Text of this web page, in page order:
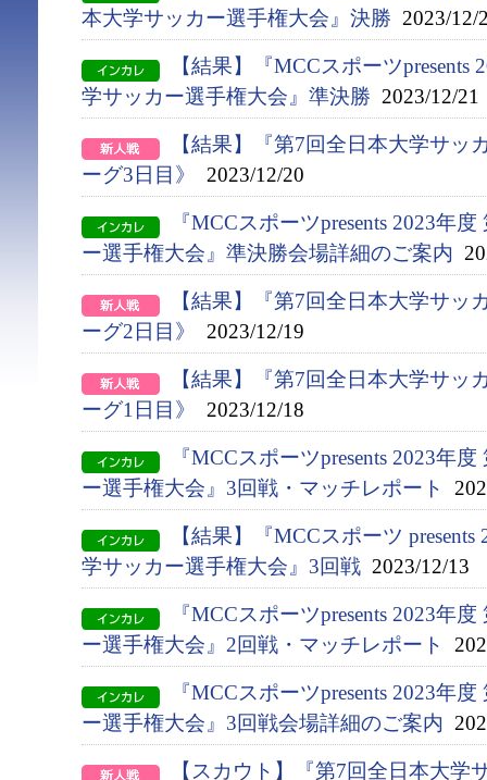
本大学サッカー選手権大会』決勝 2023/12/
【結果】『MCCスポーツ
学サッカー選手権大会』準決勝 2023/12/21
【結果】『第7回全日本大学サッ
ーグ3日目》
2023/12/20
『MCCスポーツpresents 2023年
ー選手権大会』準決勝会場詳細のご案内
【結果】『第7回全日本大学サッ
ーグ2日目》
2023/12/19
【結果】『第7回全日本大学サッ
ーグ1日目》
2023/12/18
『MCCスポーツpresents 2023年
ー選手権大会』3回戦・マッチレポート
【結果】『MCCスポーツ
学サッカー選手権大会』3回戦 2023/12/13
『MCCスポーツpresents 2023年
ー選手権大会』2回戦・マッチレポート
『MCCスポーツpresents 2023年
ー選手権大会』3回戦会場詳細のご案内
【スカウト】『第7回全日本大学